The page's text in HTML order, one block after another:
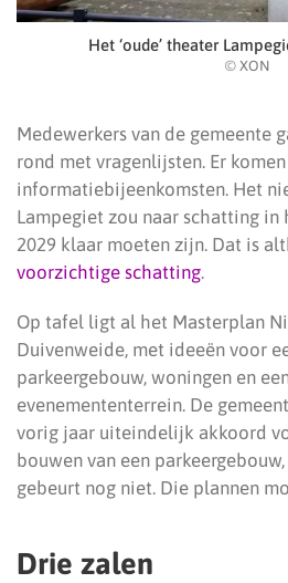
Het ‘oude’ theater
© XON
Medewerkers van de gemeente
rond met vragenlijsten. Er
informatiebijeenkomsten. Het
Lampegiet zou naar schatting
2029 klaar moeten zijn. Dat is
voorzichtige schatting.
Op tafel ligt al het Masterplan
Duivenweide, met ideeën voor
parkeergebouw, woningen en
evenemententerrein. De
vorig jaar uiteindelijk akkoord
bouwen van een
gebeurt nog niet. Die plannen
Drie zalen